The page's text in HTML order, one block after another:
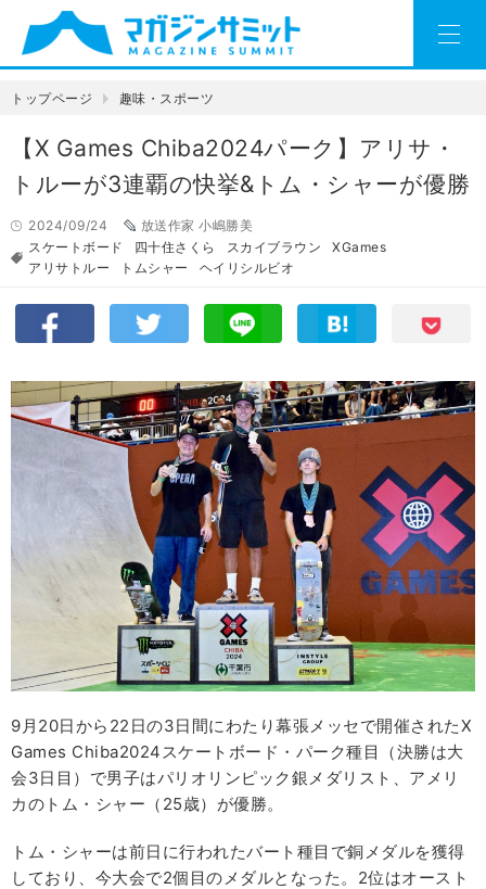
トップページ 趣味・スポーツ
【X Games Chiba2024パーク】アリサ・
トルーが3連覇の快挙&トム・シャーが優勝
2024/09/24
放送作家 小嶋勝美
スケートボード
四十住さくら スカイブラウン
XGames
アリサトルー
トムシャー ヘイリシルビオ
9月20日から22日の3日間にわたり幕張メッセで開催されたX
Games Chiba2024スケートボード・パーク種目（決勝は大
会3日目）で男子はパリオリンピック銀メダリスト、アメリ
カのトム・シャー（25歳）が優勝。
トム・シャーは前日に行われたバート種目で銅メダルを獲得
しており、今大会で2個目のメダルとなった。2位はオースト